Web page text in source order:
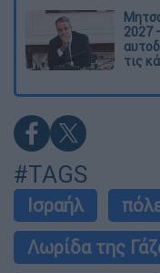
2027
τις
#TAGS
Ισραήλ
Λωρίδα της